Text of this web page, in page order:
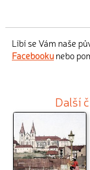
Líbí se Vám naše
Facebookunebo
Další